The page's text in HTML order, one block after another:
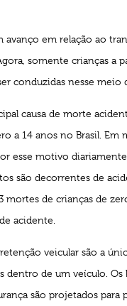
avanço em relação ao
somente crianças a
conduzidas nesse meio
causa de morte
a 14 anos no Brasil. Em
esse motivo
são decorrentes de
mortes de crianças de
acidente.
veicular são a
dentro de um veículo. Os
são projetados para